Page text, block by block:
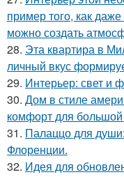
пример того, как
можно создать
28. Эта квартира в
личный вкус
29. Интерьер: свет и
30. Дом в стиле
комфорт для
31. Палаццо для
Флоренции.
32. Идея для